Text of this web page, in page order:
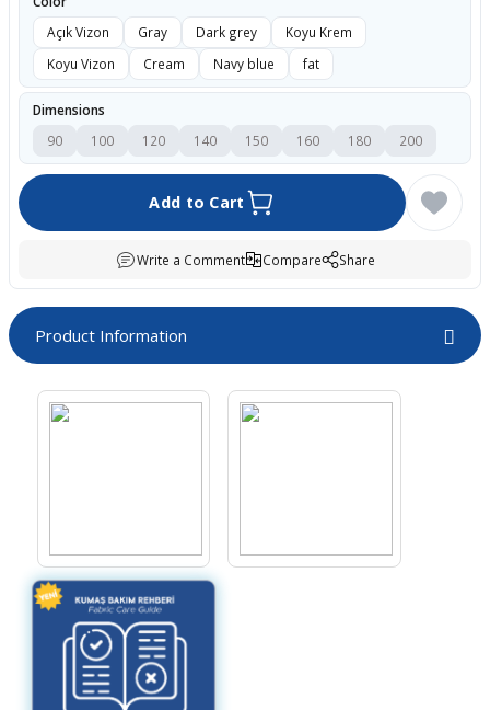
Açık Vizon
Gray Dark grey
Koyu Krem
Koyu Vizon
Cream Navy blue fat
Dimensions
90
100 120 140 150 160 180 200
Add to Cart
Write a Comment Compare Share
Product Information